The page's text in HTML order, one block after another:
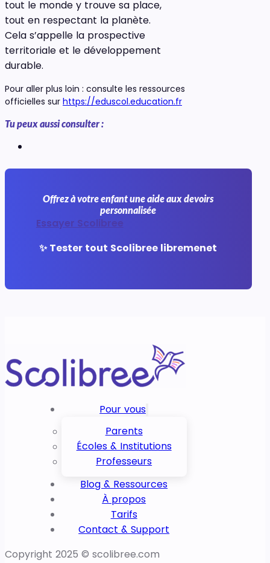
tout le monde y trouve sa place,
tout en respectant la planète.
Cela s’appelle la prospective
territoriale et le développement
durable.
Pour aller plus loin : consulte les ressources
officielles sur https://eduscol.education.fr
Tu peux aussi consulter :
Offrez à votre enfant une aide aux devoirs
personnalisée
Essayer Scolibree
✨ Tester tout Scolibree libremenet
Pour vous
Parents
Écoles & Institutions
Professeurs
Blog & Ressources
À propos
Tarifs
Contact & Support
Copyright 2025 © scolibree.com